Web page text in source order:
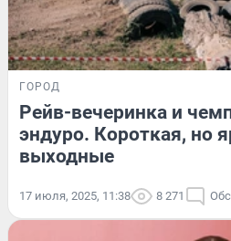
ГОРОД
Рейв-вечеринка и
эндуро. Короткая, но
выходные
17 июля, 2025, 11:38 8 271